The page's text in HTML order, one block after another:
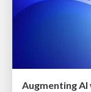
Augmenting